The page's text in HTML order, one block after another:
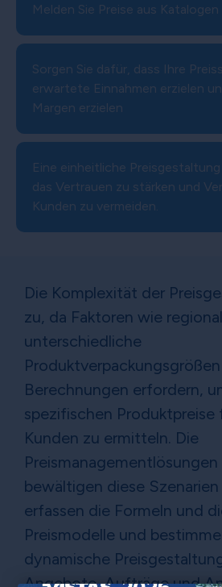
Die Komplexität der
zu, da Faktoren wie
unterschiedliche
Berechnungen erfordern,
spezifischen Produktpreise
Kunden zu ermitteln. Die
bewältigen diese
erfassen die Formeln und
Preismodelle und
dynamische
Angebote, Aufträge und
Melden Sie Preise aus
Sorgen Sie dafür, dass Ihre
erwartete Einnahmen erzielen
Margen erzielen
Eine einheitliche
das Vertrauen zu stärken und
Kunden zu vermeiden.